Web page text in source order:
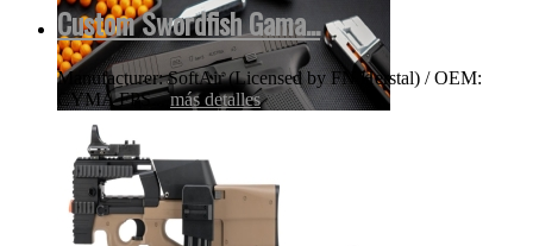
Custom Swordfish Gama...
Manufacturer: SoftAir (Licensed by FN Herstal) / OEM:
CYMA FPS...más detalles